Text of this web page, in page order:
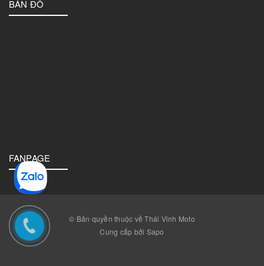
BẢN ĐỒ
FANPAGE
© Bản quyền thuộc về Thái Vinh Moto
Cung cấp bởi Sapo